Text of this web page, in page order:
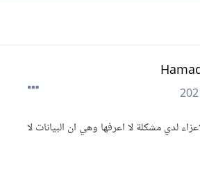
لدي مشكلة لا اعرفها وهي ان البيانات لا